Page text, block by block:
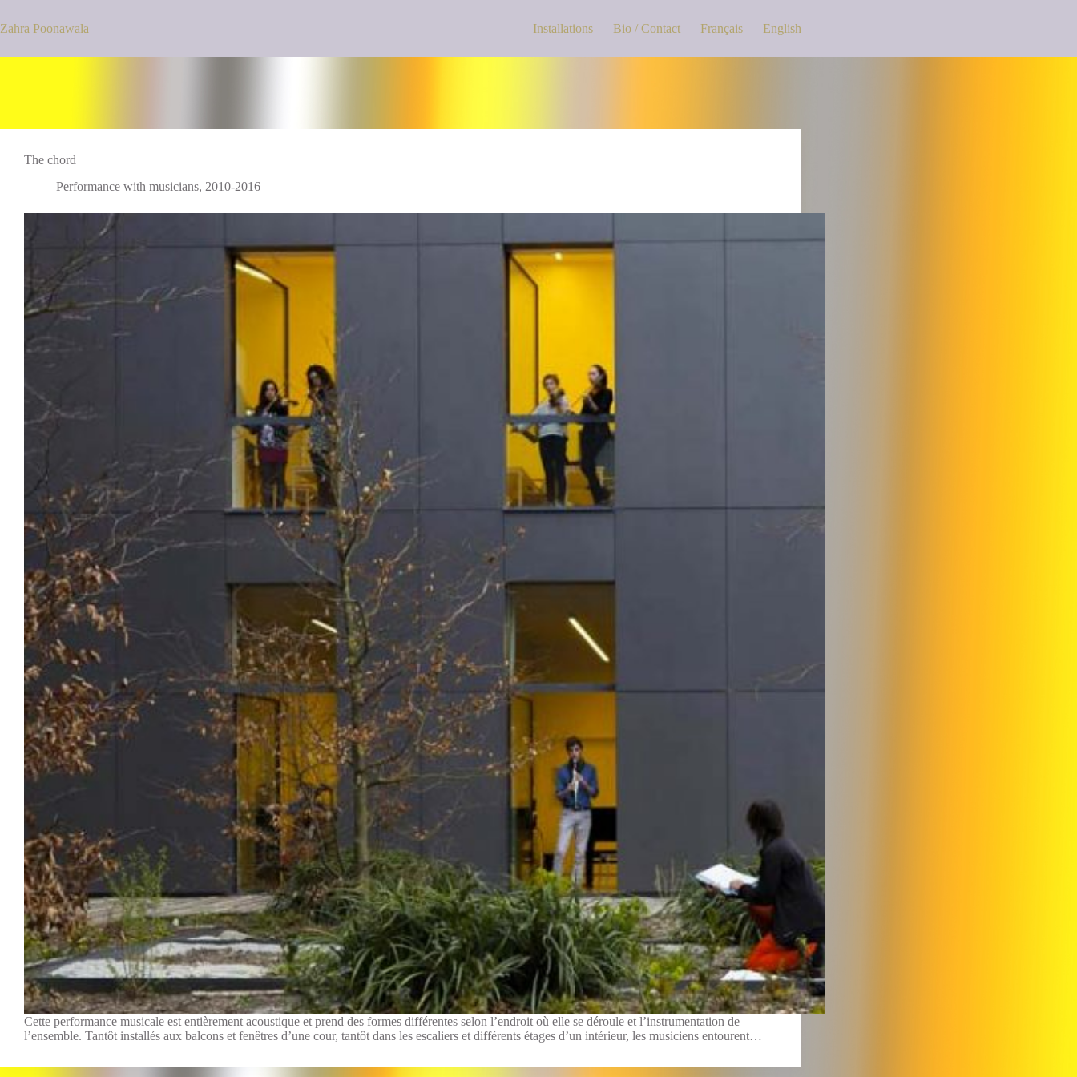
contenu
Zahra Poonawala Installations Bio / Contact Français English
The chord
Performance with musicians, 2010-2016
Cette performance musicale est entièrement acoustique et prend des formes différentes selon l’endroit où elle se déroule et l’instrumentation de
l’ensemble. Tantôt installés aux balcons et fenêtres d’une cour, tantôt dans les escaliers et différents étages d’un intérieur, les musiciens entourent…